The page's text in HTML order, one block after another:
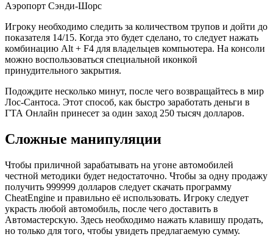
Аэропорт Сэнди-Шорс
Игроку необходимо следить за количеством трупов и дойти до
показателя 14/15. Когда это будет сделано, то следует нажать
комбинацию Alt + F4 для владельцев компьютера. На консоли
можно воспользоваться специальной иконкой
принудительного закрытия.
Подождите несколько минут, после чего возвращайтесь в мир
Лос-Сантоса. Этот способ, как быстро заработать деньги в
ГТА Онлайн принесет за один заход 250 тысяч долларов.
Сложные манипуляции
Чтобы приличной зарабатывать на угоне автомобилей
честной методики будет недостаточно. Чтобы за одну продажу
получить 999999 долларов следует скачать программу
CheatEngine и правильно её использовать. Игроку следует
украсть любой автомобиль, после чего доставить в
Автомастерскую. Здесь необходимо нажать клавишу продать,
но только для того, чтобы увидеть предлагаемую сумму.